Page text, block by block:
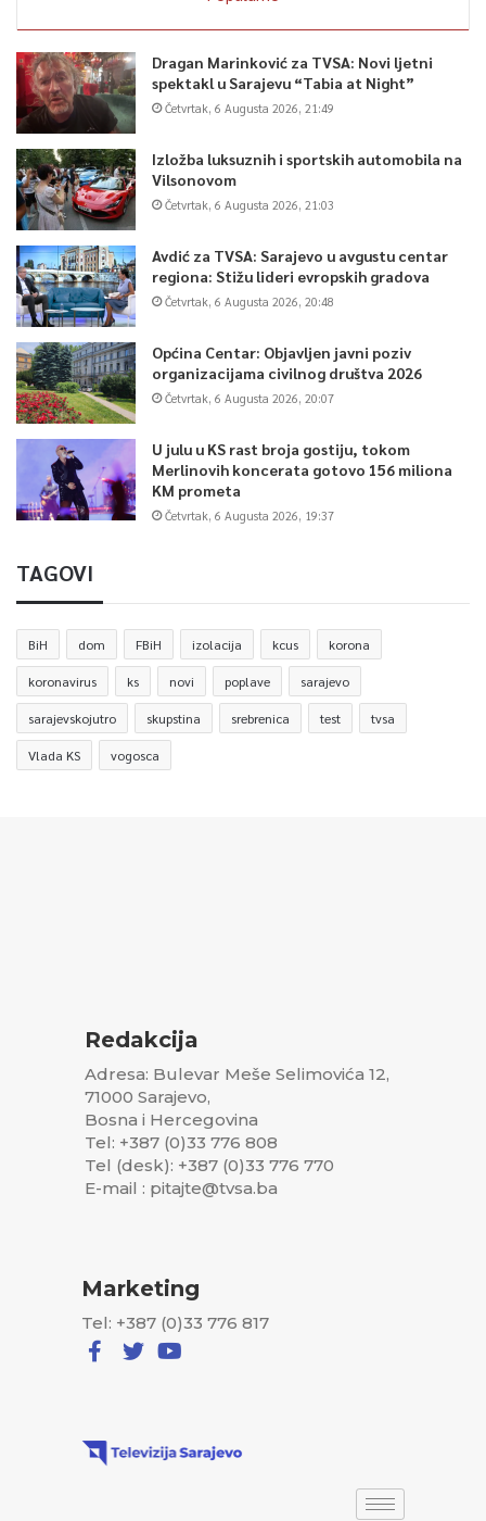
Dragan Marinković za TVSA: Novi ljetni
spektakl u Sarajevu “Tabia at Night”
Četvrtak, 6 Augusta 2026, 21:49
Izložba luksuznih i sportskih automobila na
Vilsonovom
Četvrtak, 6 Augusta 2026, 21:03
Avdić za TVSA: Sarajevo u avgustu centar
regiona: Stižu lideri evropskih gradova
Četvrtak, 6 Augusta 2026, 20:48
Općina Centar: Objavljen javni poziv
organizacijama civilnog društva 2026
Četvrtak, 6 Augusta 2026, 20:07
U julu u KS rast broja gostiju, tokom
Merlinovih koncerata gotovo 156 miliona
KM prometa
Četvrtak, 6 Augusta 2026, 19:37
TAGOVI
BiH dom FBiH izolacija kcus korona
koronavirus ks novi poplave sarajevo
sarajevskojutro skupstina srebrenica test tvsa
Vlada KS vogosca
Redakcija
Adresa: Bulevar Meše Selimovića 12,
71000 Sarajevo,
Bosna i Hercegovina
Tel: +387 (0)33 776 808
Tel (desk): +387 (0)33 776 770
E-mail : pitajte@tvsa.ba
Marketing
Tel: +387 (0)33 776 817